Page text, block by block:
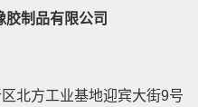
胶制品有限公司
北方工业基地迎宾大街9号